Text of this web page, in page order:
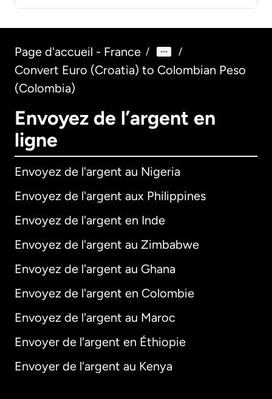
Page d'accueil - France / /
Convert Euro (Croatia) to Colombian Peso
(Colombia)
Envoyez de l’argent en
ligne
Envoyez de l'argent au Nigeria
Envoyez de l'argent aux Philippines
Envoyez de l'argent en Inde
Envoyez de l'argent au Zimbabwe
Envoyez de l'argent au Ghana
Envoyez de l'argent en Colombie
Envoyez de l'argent au Maroc
Envoyer de l'argent en Éthiopie
Envoyer de l'argent au Kenya